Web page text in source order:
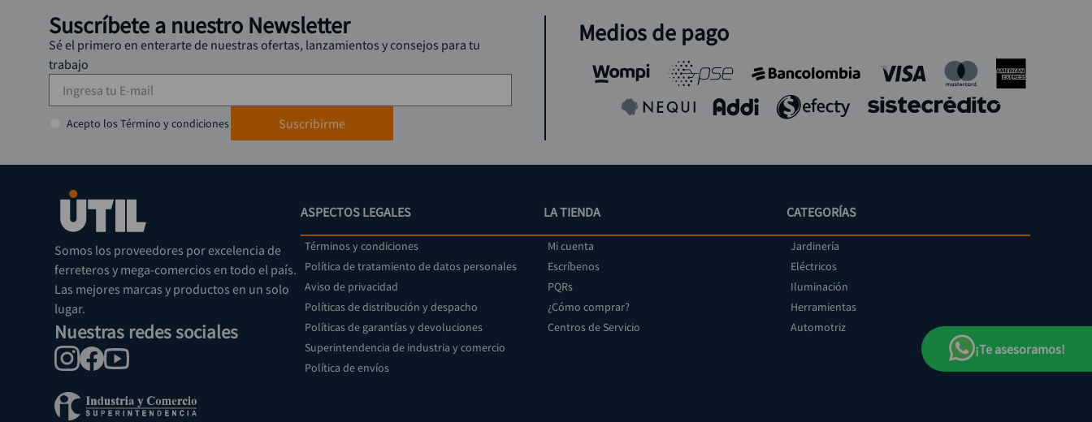
Suscríbete a nuestro Newsletter
Sé el primero en enterarte de nuestras ofertas, lanzamientos y consejos para tu
trabajo
Acepto los Término y condiciones Suscribirme
Medios de pago
Somos los proveedores por excelencia de
ferreteros y mega-comercios en todo el país.
Las mejores marcas y productos en un solo
lugar.
Nuestras redes sociales
ASPECTOS LEGALES
Términos y condiciones
Política de tratamiento de datos personales
Aviso de privacidad
Políticas de distribución y despacho
Políticas de garantías y devoluciones
Superintendencia de industria y comercio
Política de envíos
LA TIENDA
Mi cuenta
Escríbenos
PQRs
¿Cómo comprar?
Centros de Servicio
CATEGORÍAS
Jardinería
Eléctricos
Iluminación
Herramientas
Automotriz
¡Te asesoramos!